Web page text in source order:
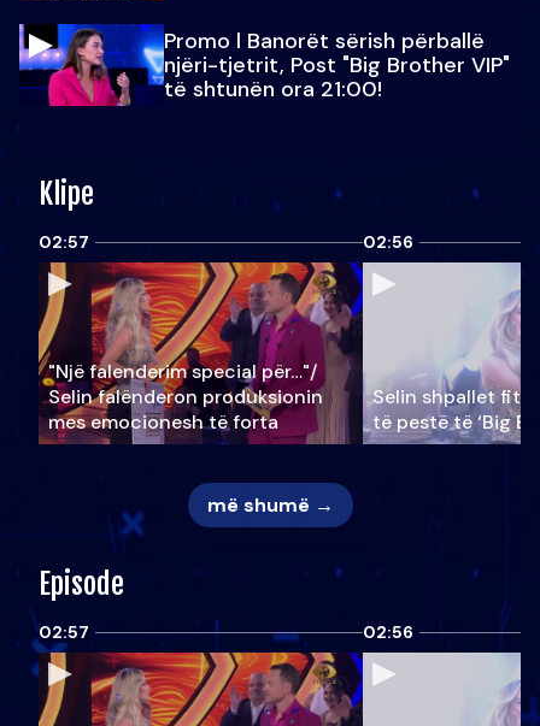
Promo l Banorët sërish përballë
njëri-tjetrit, Post "Big Brother VIP"
të shtunën ora 21:00!
Klipe
02:57
"Një falenderim special për…"/
Selin falënderon produksionin
mes emocionesh të forta
02:56
Selin shpallet
të pestë të ‘Big
më shumë →
Episode
02:57 02:56